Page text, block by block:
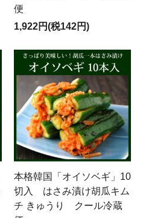
便
1,922円(税142円)
本格韓国「オイソベギ」10
切入 はさみ漬け胡瓜キム
チ きゅうり クール冷蔵